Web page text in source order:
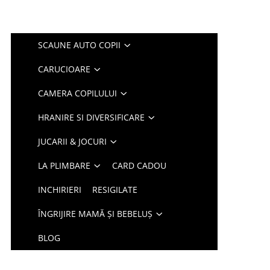
SCAUNE AUTO COPII
CARUCIOARE
CAMERA COPILULUI
HRANIRE SI DIVERSIFICARE
JUCARII & JOCURI
LA PLIMBARE CARD CADOU
INCHIRIERI RESIGILATE
ÎNGRIJIRE MAMĂ ȘI BEBELUȘ
BLOG